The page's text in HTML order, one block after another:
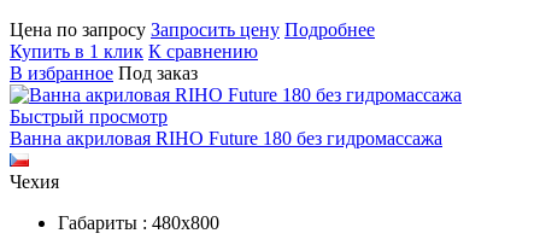
Цена по запросу Запросить цену Подробнее
Купить в 1 клик К сравнению
В избранное Под заказ
Быстрый просмотр
Ванна акриловая RIHO Future 180 без гидромассажа
Чехия
Габариты : 480х800